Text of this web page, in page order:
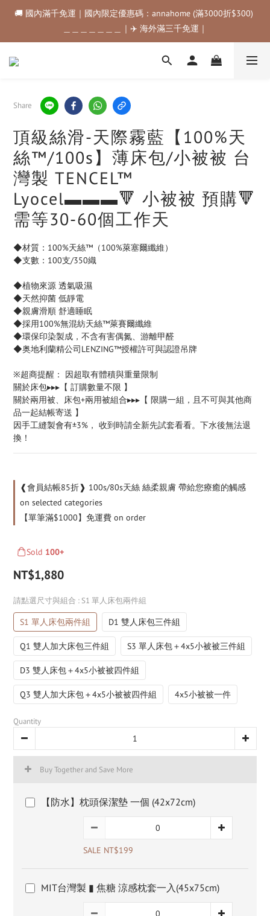
🚚 國內滿千免運｜國內限定優惠碼：annahome (滿3000折$300)
＿＿＿＿＿＿＿｜✈️ 海外滿三千免運｜
🚚 國內滿千免運｜國內限定優惠碼：annahome (滿3000折$300)
＿＿＿＿＿＿＿｜✈️ 海外滿三千免運｜
購物金折抵規範💰💰💰滿$500最高可折$50｜滿$1000最高可折
🚚 國內滿千免運｜國內限定優惠碼：annahome (滿3000折$300)
＿＿＿＿＿＿＿｜✈️ 海外滿三千免運｜
Share
頂級絲滑-天際霧藍【100%天
絲™/100s】薄床包/小被被 台
灣製 TENCEL™
Lyocel▬▬▬🔻 小被被 預購🔻
需等30-60個工作天
◆材質：100%天絲™（100%萊塞爾纖維）
◆支數：100支/350織
◆植物來源 透氣吸濕
◆天然抑菌 低靜電
◆親膚滑順 舒適睡眠
◆採用100%無混紡天絲™萊賽爾纖維
◆環保印染製成，不含有害偶氮、游離甲醛
◆奥地利蘭精公司LENZING™授權許可與認證吊牌
※超商提醒： 因超取有體積與重量限制
關於床包▸▸▸【 訂購數量不限 】
關於兩用被、床包+兩用被組合▸▸▸【 限購一組，且不可與其他商
品一起結帳寄送 】
因手工縫製會有±3%， 收到時請全新先試套看看。下水後無法退
換！
❰會員結帳85折❱ 100s/80s天絲 絲柔親膚 帶給您療癒的觸感
on selected categories
【單筆滿$1000】免運費 on order
Sold 100+
NT$1,880
請點選尺寸與組合 : S1 單人床包兩件組
S1 單人床包兩件組 D1 雙人床包三件組
Q1 雙人加大床包三件組 S3 單人床包＋4x5小被被三件組
D3 雙人床包＋4x5小被被四件組
Q3 雙人加大床包＋4x5小被被四件組 4x5小被被一件
Quantity
Buy Together and Save More
【防水】枕頭保潔墊 一個 (42x72cm)
SALE NT$199
MIT台灣製 ▮ 焦糖 涼感枕套一入(45x75cm)